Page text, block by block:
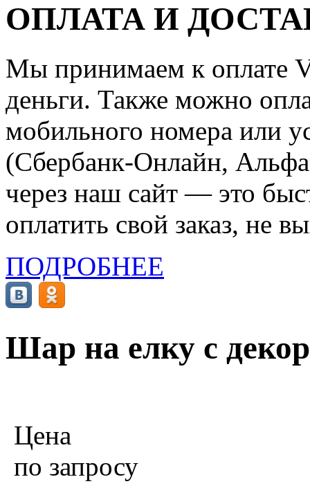
ОПЛАТА И
Мы принимаем к оплате
деньги. Также можно
мобильного номера или
(Сбербанк-Онлайн,
через наш сайт — это
оплатить свой заказ, не
ПОДРОБНЕЕ
Шар на елку с
Цена
по запросу